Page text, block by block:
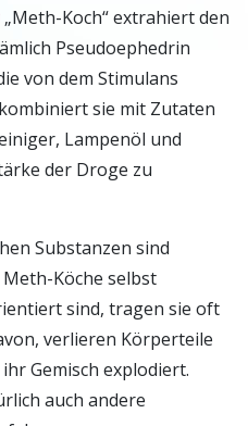
Koch“ extrahiert den
Pseudoephedrin
von dem Stimulans
sie mit Zutaten
Lampenöl und
der Droge zu
Substanzen sind
Köche selbst
sind, tragen sie oft
verlieren Körperteile
Gemisch explodiert.
auch andere